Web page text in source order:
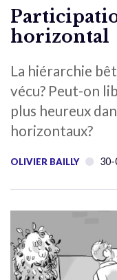
horizontal
La hiérarchie
vécu? Peut-on
plus heureux
horizontaux?
OLIVIER BAILLY 30-